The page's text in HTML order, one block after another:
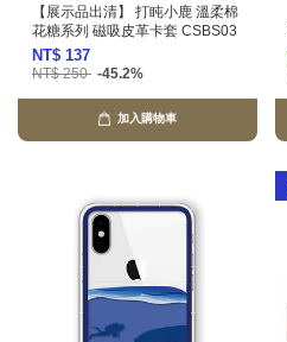
【展示品出清】 打盹小鹿 溫柔棉
花糖系列 磁吸皮革卡套 CSBS03
NT$ 137
NT$ 250 -45.2%
加入購物車